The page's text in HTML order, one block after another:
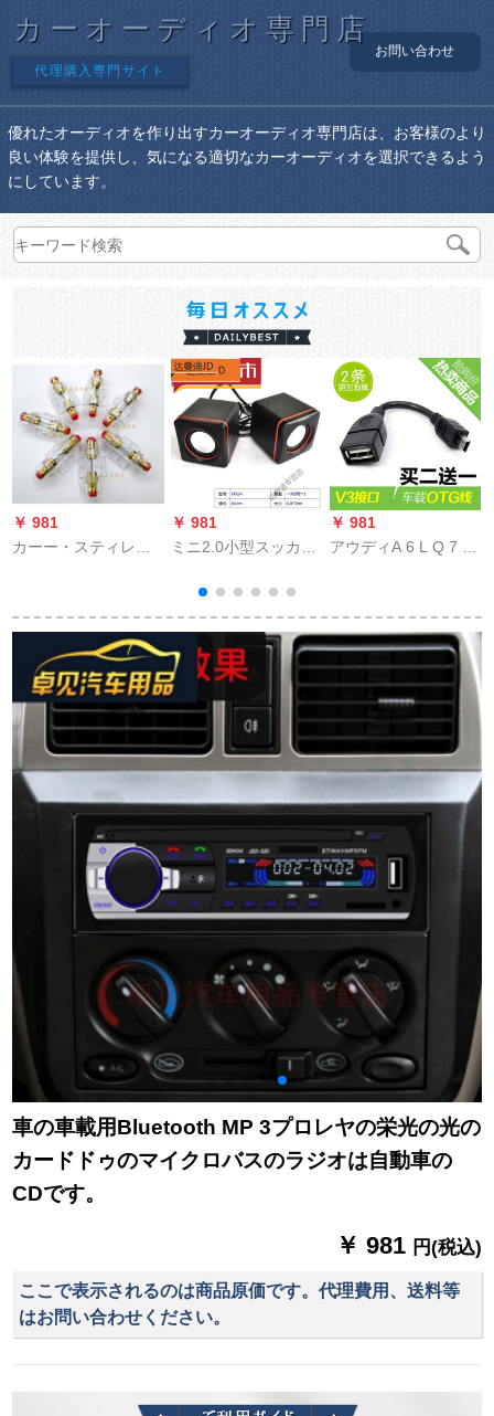
カーオーディオ専門店
代理購入専門サイト
お問い合わせ
優れたオーディオを作り出すカーオーディオ専門店は、お客様のより
良い体験を提供し、気になる適切なカーオーディオを選択できるよう
にしています。
￥ 981
カーー・スティレオ
A 60 A 100 Aオプシ
ー内蔵60 Aヒュス
￥ 981
ミニ2.0小型スッカー
ッピーSN 7167 SN
4033 D 02 A
￥ 981
アウディA 6 L Q 7 S
トラックMP 3コンパ
ウンド黒他
車の車載用Bluetooth MP 3プロレヤの栄光の光の
カードドゥのマイクロバスのラジオは自動車の
CDです。
￥ 981 円(税込)
ここで表示されるのは商品原価です。代理費用、送料等
はお問い合わせください。